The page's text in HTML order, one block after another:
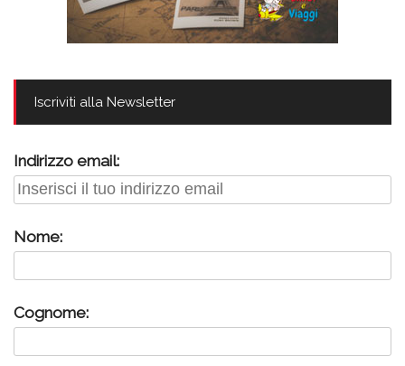
Iscriviti alla Newsletter
Indirizzo email:
Nome:
Cognome: